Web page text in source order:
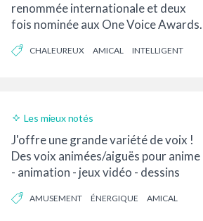
renommée internationale et deux
fois nominée aux One Voice Awards.
CHALEUREUX AMICAL INTELLIGENT
Les mieux notés
Bon rapport qualité prix
J'offre une grande variété de voix !
Des voix animées/aiguës pour anime
- animation - jeux vidéo - dessins
AMUSEMENT ÉNERGIQUE AMICAL